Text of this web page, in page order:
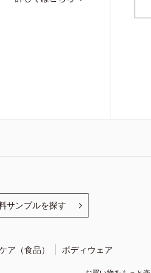
サンプルを探す
ア（食品） ボディウェア